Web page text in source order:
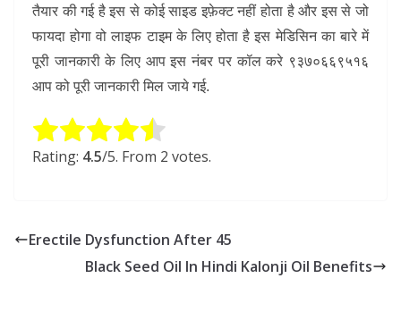
तैयार की गई है इस से कोई साइड इफ़ेक्ट नहीं होता है और इस से जो
फायदा होगा वो लाइफ टाइम के लिए होता है इस मेडिसिन का बारे में
पूरी जानकारी के लिए आप इस नंबर पर कॉल करे ९३७०६६९५१६
आप को पूरी जानकारी मिल जाये गई.
Rate this item:
Rating: 4.5/5. From 2 votes.
Erectile Dysfunction After 45
Black Seed Oil In Hindi Kalonji Oil Benefits